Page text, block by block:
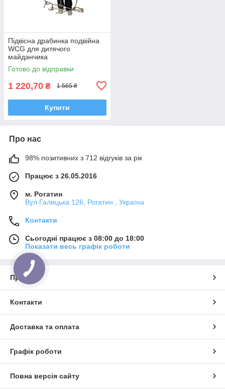
Підвісна драбинка подвійна
WCG для дитячого
майданчика
Готово до відправки
1 220,70 ₴ 1 565 ₴
Купити
Про нас
98% позитивних з 712 відгуків за рік
Працює з 26.05.2016
м. Рогатин
Вул Галицька 126, Рогатин , Україна
Контакти
Сьогодні працює з 08:00 до 18:00
Показати весь графік роботи
Про нас
Контакти
Доставка та оплата
Графік роботи
Повна версія сайту
КНОПКА
ЗВ'ЯЗКУ